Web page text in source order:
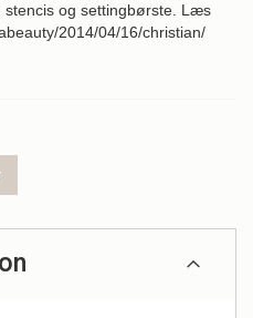
stencis og settingbørste. Læs
2014/04/16/christian/